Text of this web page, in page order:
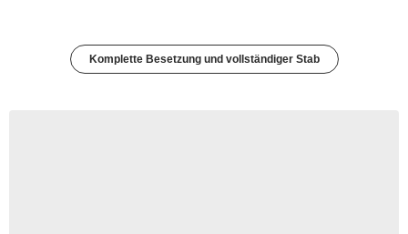
Komplette Besetzung und vollständiger Stab